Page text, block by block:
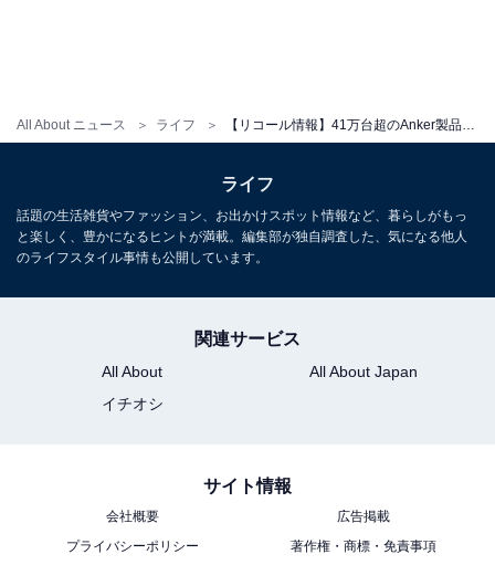
All About ニュース ライフ
ライフ
話題の生活雑貨やファッション、お出かけスポット情報など、暮らしがもっ
と楽しく、豊かになるヒントが満載。編集部が独自調査した、気になる他人
のライフスタイル事情も公開しています。
関連サービス
All About
All About Japan
イチオシ
サイト情報
会社概要
広告掲載
プライバシーポリシー
著作権・商標・免責事項